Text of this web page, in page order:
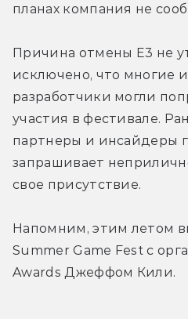
планах компания не
Причина отмены E3 не
исключено, что многие
разработчики могли
участия в фестивале.
партнеры и инсайдеры
запрашивает
свое присутствие.
Напомним, этим летом
Summer Game Fest с
Awards Джеффом Кили.